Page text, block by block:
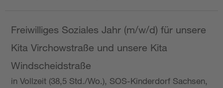
Freiwilliges Soziales Jahr (m/w/d) für unsere
Kita Virchowstraße und unsere Kita
Windscheidstraße
in Vollzeit (38,5 Std./Wo.), SOS-Kinderdorf Sachsen,